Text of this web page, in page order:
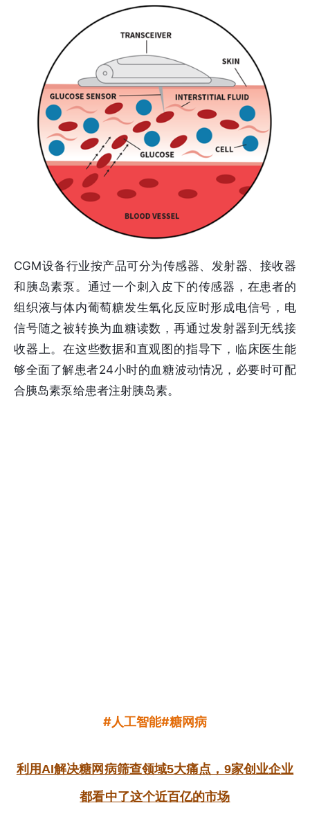
CGM设备行业按产品可分为传感器、发射器、接收器
和胰岛素泵。通过一个刺入皮下的传感器，在患者的
组织液与体内葡萄糖发生氧化反应时形成电信号，电
信号随之被转换为血糖读数，再通过发射器到无线接
收器上。在这些数据和直观图的指导下，临床医生能
够全面了解患者24小时的血糖波动情况，必要时可配
合胰岛素泵给患者注射胰岛素。
#人工智能#糖网病
利用AI解决糖网病筛查领域5大痛点，9家创业企业
都看中了这个近百亿的市场